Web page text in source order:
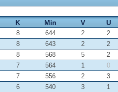
K Min V U
8 644 2 2
8 643 2 2
8 568 5 2
7 564 1 0
7 556 2 3
6 540 3 1